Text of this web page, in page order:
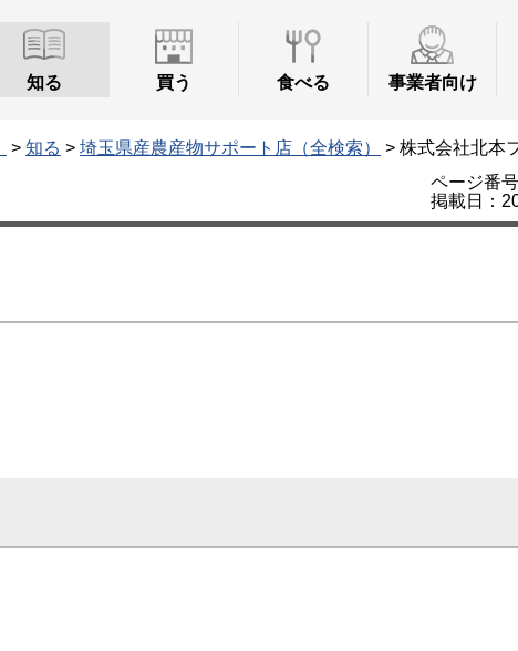
知る 買う 食べる 事業者向け
> 知る > 埼玉県産農産物サポート店（全検索）
> 株式会社北本
ページ番
掲載日：